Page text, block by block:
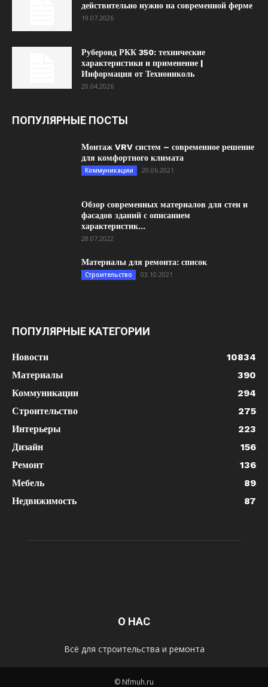
действительно нужно на современной ферме
19.07.2026
Рубероид РКК 350: технические
характеристики и применение |
Информация от Технониколь
20.04.2026
ПОПУЛЯРНЫЕ ПОСТЫ
Монтаж VRV систем – современное решение
для комфортного климата
Коммуникации 20.06.2021
Обзор современных материалов для стен и
фасадов зданий с описанием
характеристик...
28.07.2022
Материалы для ремонта: список
Строительство 03.10.2021
ПОПУЛЯРНЫЕ КАТЕГОРИИ
Новости
10834
Материалы
390
Коммуникации
294
Строительство
275
Интерьеры
223
Дизайн
156
Ремонт
136
Мебель
89
Недвижимость
87
О НАС
Всё для строительства и ремонта
© Nfmuh.ru